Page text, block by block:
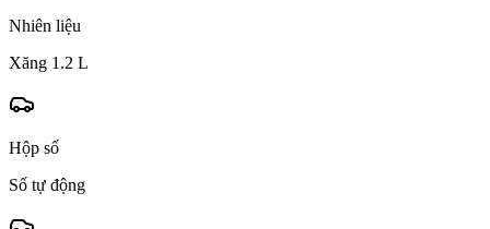
Nhiên liệu
Xăng 1.2 L
Hộp số
Số tự động